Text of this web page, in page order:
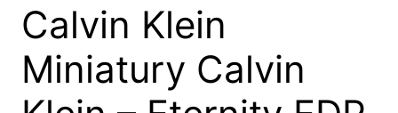
Calvin Klein
Miniatury Calvin